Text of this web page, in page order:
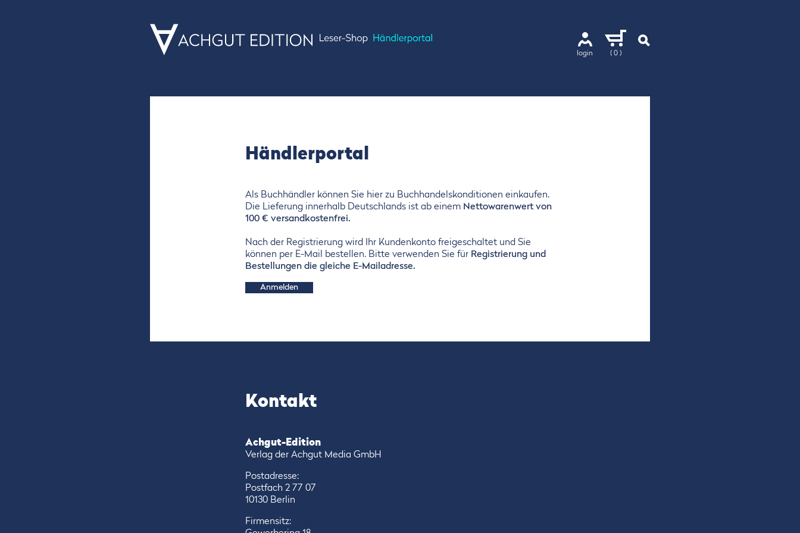
login ( 0 )
Händlerportal
Als Buchhändler können Sie hier zu Buchhandelskonditionen einkaufen.
Die Lieferung innerhalb Deutschlands ist ab einem Nettowarenwert von
100 € versandkostenfrei.
Nach der Registrierung wird Ihr Kundenkonto freigeschaltet und Sie
können per E-Mail bestellen. Bitte verwenden Sie für Registrierung und
Bestellungen die gleiche E-Mailadresse.
Anmelden
Kontakt
Achgut-Edition
Verlag der Achgut Media GmbH
Postadresse:
Postfach 2 77 07
10130 Berlin
Firmensitz: